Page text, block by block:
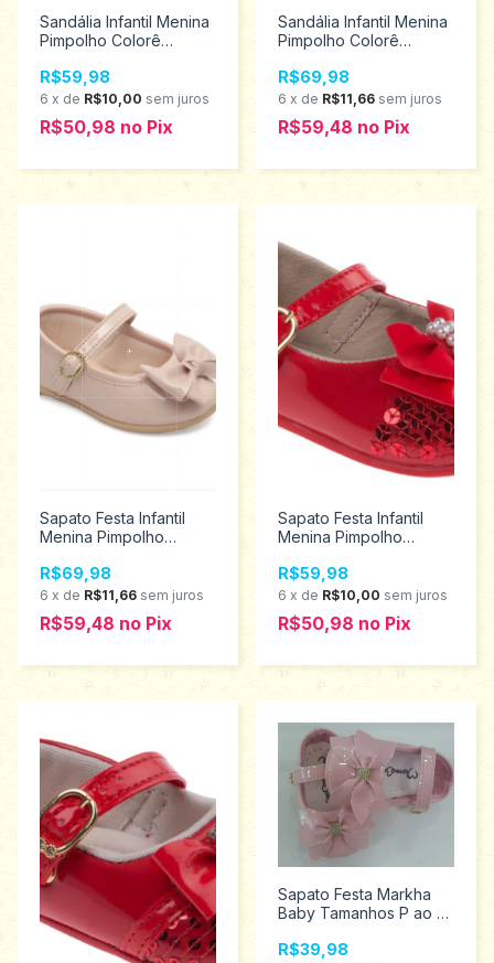
Sandália Infantil Menina
Pimpolho Colorê
34421
R$59,98
6 x de R$10,00 sem juros
R$50,98 no Pix
Sandália Infantil Menina
Pimpolho Colorê
34519
R$69,98
6 x de R$11,66 sem juros
R$59,48 no Pix
Sapato Festa Infantil
Menina Pimpolho
120188
R$69,98
6 x de R$11,66 sem juros
R$59,48 no Pix
Sapato Festa Infantil
Menina Pimpolho
26359
R$59,98
6 x de R$10,00 sem juros
R$50,98 no Pix
Sapato Festa Markha
Baby Tamanhos P ao g
R$39,98